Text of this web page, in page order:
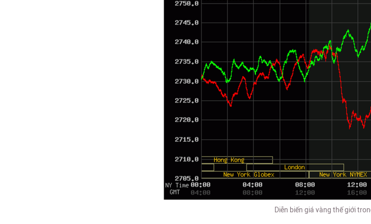
Diễn biến giá vàng thế giới